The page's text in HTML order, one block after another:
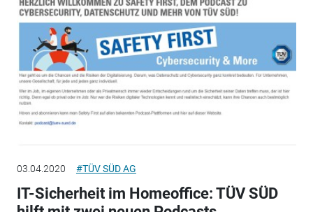
03.04.2020 #TÜV SÜD AG
IT-Sicherheit im Homeoffice: TÜV SÜD